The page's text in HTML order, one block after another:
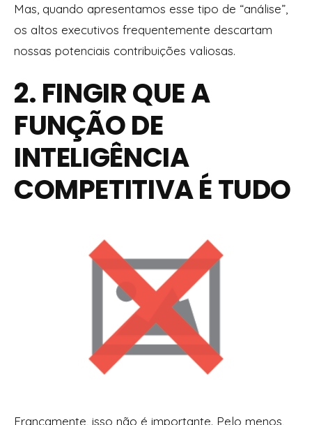
Mas, quando apresentamos esse tipo de “análise”,
os altos executivos frequentemente descartam
nossas potenciais contribuições valiosas.
2. FINGIR QUE A
FUNÇÃO DE
INTELIGÊNCIA
COMPETITIVA É TUDO
Francamente, isso não é importante. Pelo menos,